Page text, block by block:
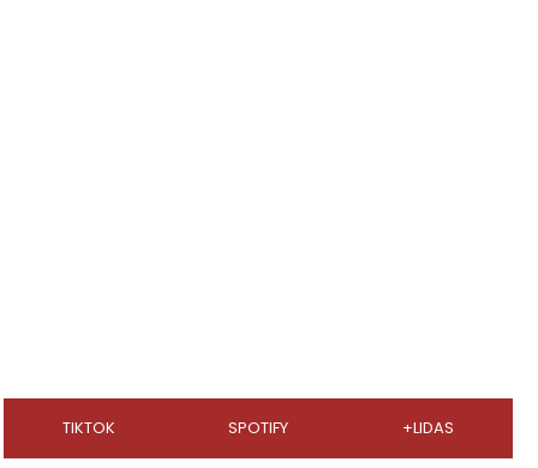
TIKTOK SPOTIFY +LIDAS